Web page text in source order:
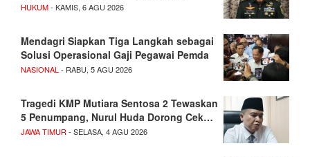
HUKUM- KAMIS, 6 AGU 2026
Mendagri Siapkan Tiga Langkah sebagai
Solusi Operasional Gaji Pegawai Pemda
NASIONAL - RABU, 5 AGU 2026
Tragedi KMP Mutiara Sentosa 2 Tewaskan
5 Penumpang, Nurul Huda Dorong Cek…
JAWA TIMUR - SELASA, 4 AGU 2026